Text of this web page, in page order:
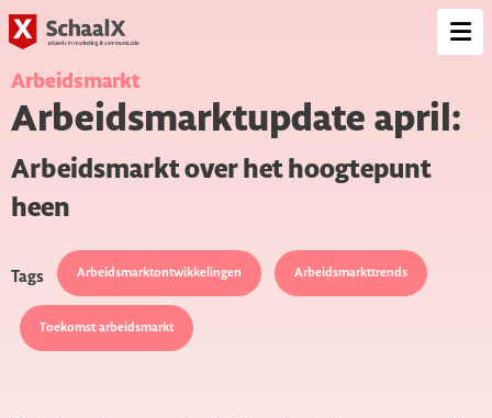
Arbeidsmarkt
Arbeidsmarktupdate april:
Arbeidsmarkt over het hoogtepunt
heen
Tags Arbeidsmarktontwikkelingen Arbeidsmarkttrends
Toekomst arbeidsmarkt